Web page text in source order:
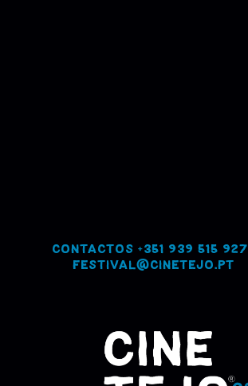
Contactos +351 939 515 927
festival@cinetejo.pt